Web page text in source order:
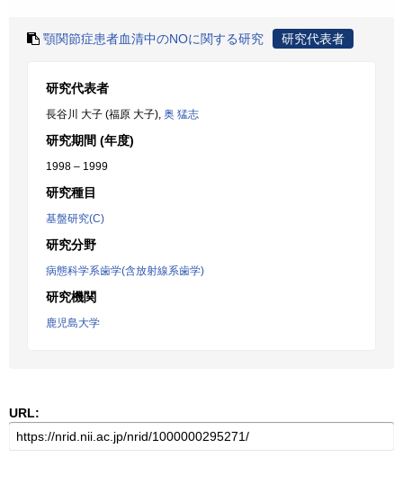
顎関節症患者血清中のNOに関する研究 研究代表者
研究代表者
長谷川 大子 (福原 大子), 奥 猛志
研究期間 (年度)
1998 – 1999
研究種目
基盤研究(C)
研究分野
病態科学系歯学(含放射線系歯学)
研究機関
鹿児島大学
URL: